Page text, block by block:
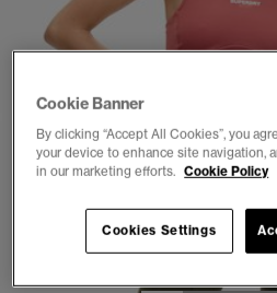
Cookie Banner
By clicking “Accept All Cookies”, you
your device to enhance site navigation,
in our marketing efforts. Cookie Policy
Cookies Settings